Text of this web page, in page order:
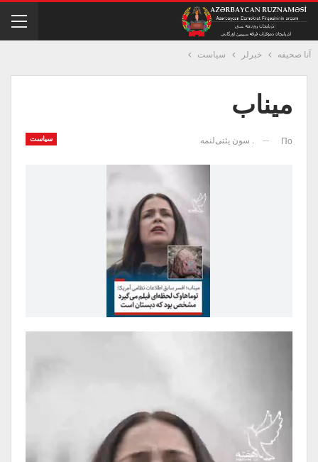
آنا صحیفه خبرلر سیاست
میناب
سیاست По . سون یئنی‌لنمه